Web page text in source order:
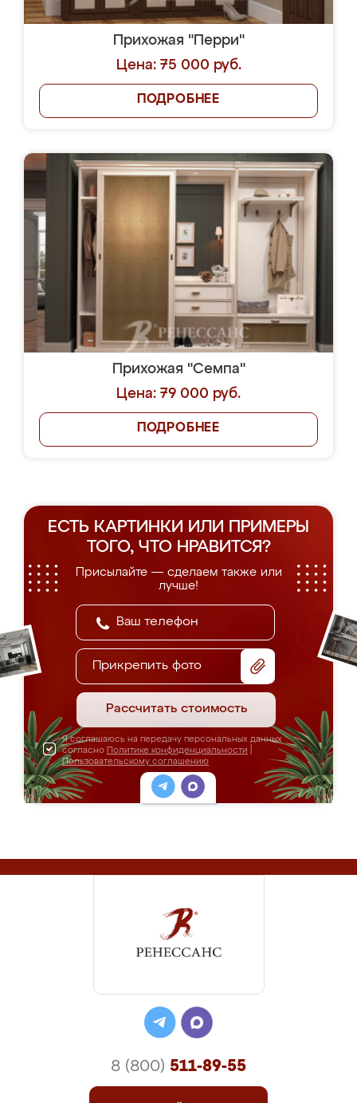
Прихожая "Перри"
Цена: 75 000 руб.
ПОДРОБНЕЕ
Прихожая "Семпа"
Цена: 79 000 руб.
ПОДРОБНЕЕ
ЕСТЬ КАРТИНКИ ИЛИ ПРИМЕРЫ
ТОГО, ЧТО НРАВИТСЯ?
Присылайте — сделаем также или
лучше!
Прикрепить фото
Рассчитать стоимость
Я соглашаюсь на передачу персональных данных
согласно Политике конфиденциальности
Пользовательскому соглашению
8 (800) 511-89-55